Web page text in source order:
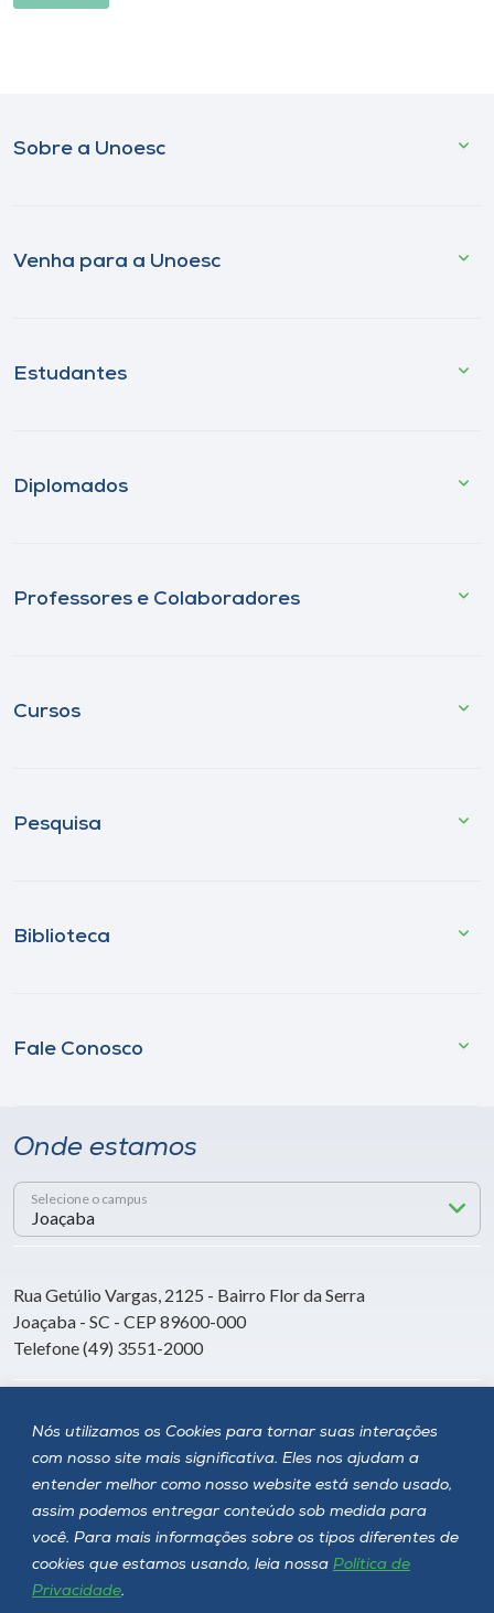
Nós utilizamos os Cookies para tornar suas interações
com nosso site mais significativa. Eles nos ajudam a
entender melhor como nosso website está sendo usado,
assim podemos entregar conteúdo sob medida para
você. Para mais informações sobre os tipos diferentes de
cookies que estamos usando, leia nossa Política de
Privacidade.
Sobre a Unoesc
Venha para a Unoesc
Estudantes
Diplomados
Professores e Colaboradores
Cursos
Pesquisa
Biblioteca
Fale Conosco
Onde estamos
Selecione o campus
Rua Getúlio Vargas, 2125 - Bairro Flor da Serra
Joaçaba - SC - CEP 89600-000
Telefone (49) 3551-2000
Siga a Unoesc